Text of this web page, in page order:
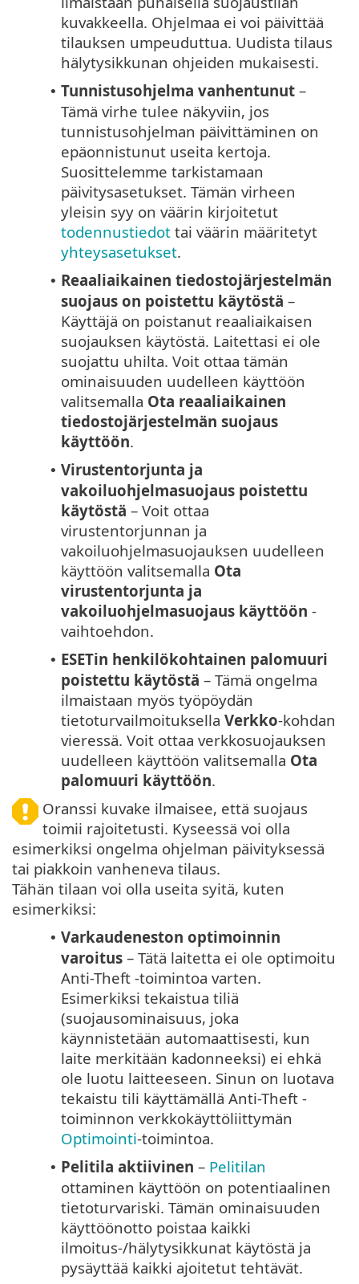
kuvakkeella. Ohjelmaa ei voi päivittää
tilauksen umpeuduttua. Uudista tilaus
hälytysikkunan ohjeiden mukaisesti.
• Tunnistusohjelma vanhentunut –
Tämä virhe tulee näkyviin, jos
tunnistusohjelman päivittäminen on
epäonnistunut useita kertoja.
Suosittelemme tarkistamaan
päivitysasetukset. Tämän virheen
yleisin syy on väärin kirjoitetut
todennustiedot tai väärin määritetyt
yhteysasetukset.
• Reaaliaikainen tiedostojärjestelmän
suojaus on poistettu käytöstä –
Käyttäjä on poistanut reaaliaikaisen
suojauksen käytöstä. Laitettasi ei ole
suojattu uhilta. Voit ottaa tämän
ominaisuuden uudelleen käyttöön
valitsemalla Ota reaaliaikainen
tiedostojärjestelmän suojaus
käyttöön.
• Virustentorjunta ja
vakoiluohjelmasuojaus poistettu
käytöstä – Voit ottaa
virustentorjunnan ja
vakoiluohjelmasuojauksen uudelleen
käyttöön valitsemalla Ota
virustentorjunta ja
vakoiluohjelmasuojaus käyttöön -
vaihtoehdon.
• ESETin henkilökohtainen palomuuri
poistettu käytöstä – Tämä ongelma
ilmaistaan myös työpöydän
tietoturvailmoituksella Verkko-kohdan
vieressä. Voit ottaa verkkosuojauksen
uudelleen käyttöön valitsemalla Ota
palomuuri käyttöön.
Oranssi kuvake ilmaisee, että suojaus
toimii rajoitetusti. Kyseessä voi olla
esimerkiksi ongelma ohjelman päivityksessä
tai piakkoin vanheneva tilaus.
Tähän tilaan voi olla useita syitä, kuten
esimerkiksi:
• Varkaudeneston optimoinnin
varoitus – Tätä laitetta ei ole optimoitu
Anti-Theft -toimintoa varten.
Esimerkiksi tekaistua tiliä
(suojausominaisuus, joka
käynnistetään automaattisesti, kun
laite merkitään kadonneeksi) ei ehkä
ole luotu laitteeseen. Sinun on luotava
tekaistu tili käyttämällä Anti-Theft -
toiminnon verkkokäyttöliittymän
Optimointi-toimintoa.
• Pelitila aktiivinen – Pelitilan
ottaminen käyttöön on potentiaalinen
tietoturvariski. Tämän ominaisuuden
käyttöönotto poistaa kaikki
ilmoitus-/hälytysikkunat käytöstä ja
pysäyttää kaikki ajoitetut tehtävät.